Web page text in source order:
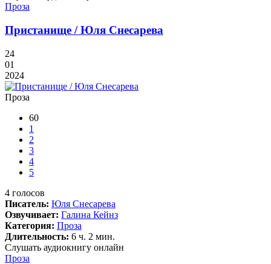
Проза
Пристанище / Юля Снесарева
24
01
2024
Проза
60
1
2
3
4
5
4 голосов
Писатель: Юля Снесарева
Озвучивает: Галина Кейнз
Категория: Проза
Длительность: 6 ч. 2 мин.
Слушать аудиокнигу онлайн
Проза